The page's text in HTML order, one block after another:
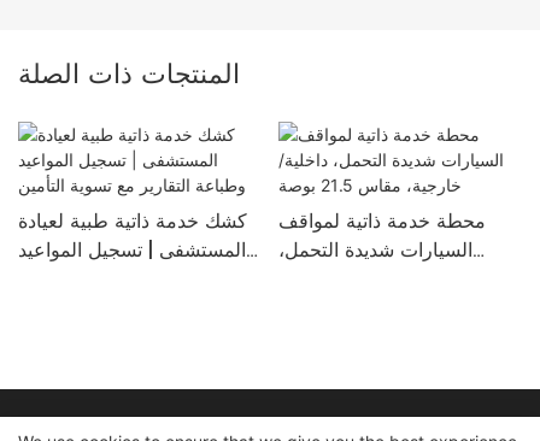
المنتجات ذات الصلة
كشك خدمة ذاتية طبية لعيادة
المستشفى | تسجيل المواعيد
محطة خدمة ذاتية لمواقف
السيارات شديدة التحمل،